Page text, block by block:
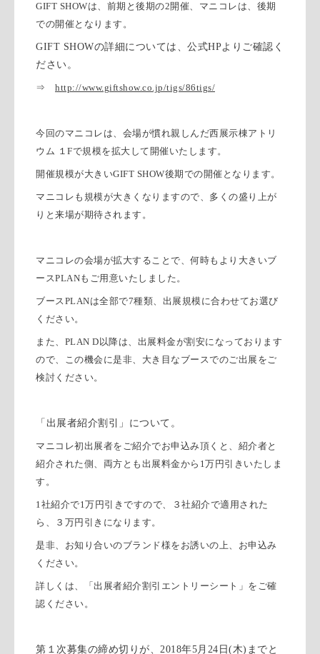
GIFT SHOWは、前期と後期の2開催、マニコレは、後期
での開催となります。
GIFT SHOWの詳細については、公式HPよりご確認く
ださい。
⇒ http://www.giftshow.co.jp/tigs/86tigs/
今回のマニコレは、会場が慣れ親しんだ西展示棟アトリ
ウム １ Fで規模を拡大して開催いたします。
開催規模が大きいGIFT SHOW後期での開催となります。
マニコレも規模が大きくなりますので、多くの盛り上が
りと来場が期待されます。
マニコレの会場が拡大することで、何時もより大きいブ
ースPLANもご用意いたしました。
ブースPLANは全部で7種類、出展規模に合わせてお選び
ください。
また、 PLAN D 以降は、出展料金が割安になっております
ので、この機会に是非、大き目なブースでのご出展をご
検討ください。
「出展者紹介割引」について。
マニコレ初出展者をご紹介でお申込み頂くと、紹介者と
紹介された側、両方とも出展料金から 1万円引きいたしま
す。
1社紹介で1万円引きですので、３社紹介で適用された
ら、３万円引きになります。
是非、お知り合いのブランド様をお誘いの上、お申込み
ください。
詳しくは、「出展者紹介割引エントリーシート」をご確
認ください。
第１次募集の締め切りが、 2018年5月 24 日 (木) までと